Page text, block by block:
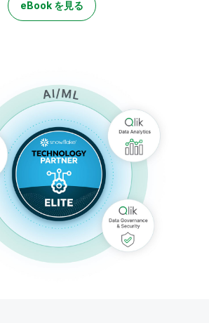
先
ータ分析の価値を最大化
ラリ
eBook を見る